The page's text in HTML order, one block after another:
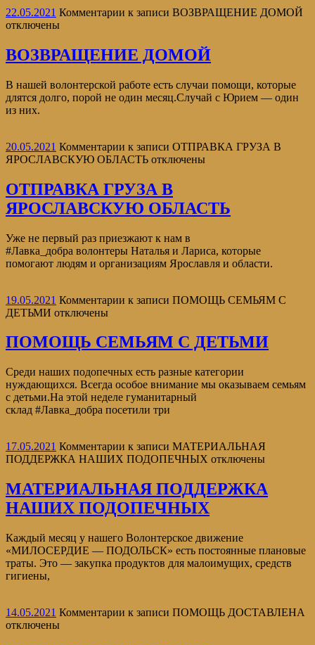
22.05.2021 Комментарии к записи ВОЗВРАЩЕНИЕ ДОМОЙ
отключены
ВОЗВРАЩЕНИЕ ДОМОЙ
В нашей волонтерской работе есть случаи помощи, которые
длятся долго, порой не один месяц.Случай с Юрием — один
из них.
20.05.2021 Комментарии к записи ОТПРАВКА ГРУЗА В
ЯРОСЛАВСКУЮ ОБЛАСТЬ отключены
ОТПРАВКА ГРУЗА В
ЯРОСЛАВСКУЮ ОБЛАСТЬ
Уже не первый раз приезжают к нам в
#Лавка_добра волонтеры Наталья и Лариса, которые
помогают людям и организациям Ярославля и области.
19.05.2021 Комментарии к записи ПОМОЩЬ СЕМЬЯМ С
ДЕТЬМИ отключены
ПОМОЩЬ СЕМЬЯМ С ДЕТЬМИ
Среди наших подопечных есть разные категории
нуждающихся. Всегда особое внимание мы оказываем семьям
с детьми.На этой неделе гуманитарный
склад #Лавка_добра посетили три
17.05.2021 Комментарии к записи МАТЕРИАЛЬНАЯ
ПОДДЕРЖКА НАШИХ ПОДОПЕЧНЫХ отключены
МАТЕРИАЛЬНАЯ ПОДДЕРЖКА
НАШИХ ПОДОПЕЧНЫХ
Каждый месяц у нашего Волонтерское движение
«МИЛОСЕРДИЕ — ПОДОЛЬСК» есть постоянные плановые
траты. Это — закупка продуктов для малоимущих, средств
гигиены,
14.05.2021 Комментарии к записи ПОМОЩЬ ДОСТАВЛЕНА
отключены